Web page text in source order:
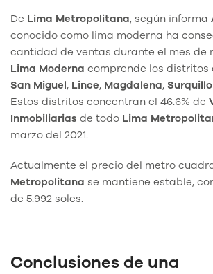
De Lima Metropolitana, según informa
conocido como lima moderna ha
cantidad de ventas durante el mes de
Lima Moderna comprende los distritos
San Miguel, Lince, Magdalena, Surquillo
Estos distritos concentran el 46.6% de
Inmobiliarias de todo Lima
marzo del 2021.
Actualmente el precio del metro
Metropolitana se mantiene estable,
de 5.992 soles.
Conclusiones de una